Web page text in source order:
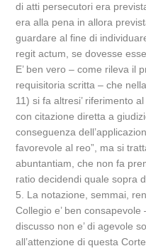
di atti persecutori era
era alla pena in allora
guardare al fine di
regit actum, se dovesse
E’ ben vero – come rileva il
requisitoria scritta – che
11) si fa altresi’ riferimento
con citazione diretta a
conseguenza
favorevole al reo”, ma si
abuntantiam, che non fa
ratio decidendi quale sopra
5. La notazione, semmai,
Collegio e’ ben
discusso non e’ di agevole
all’attenzione di questa